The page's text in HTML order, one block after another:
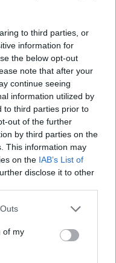
to third parties, or
information for
the below opt-out
note that after your
continue seeing
information utilized by
to third parties prior to
out of the further
by third parties on the
This information may
on the IAB’s List of
disclose it to other
one or more Google
You may click to
its third-party tags to
in below Google
of my
pobeg